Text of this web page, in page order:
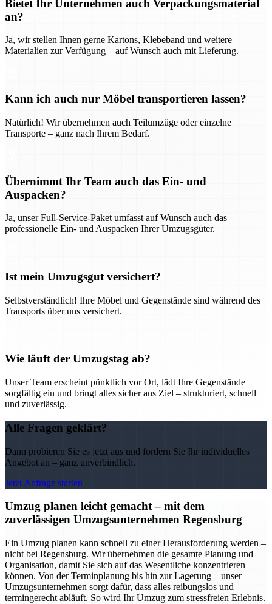
Bietet Ihr Unternehmen auch Verpackungsmaterial
an?
Ja, wir stellen Ihnen gerne Kartons, Klebeband und weitere
Materialien zur Verfügung – auf Wunsch auch mit Lieferung.
Kann ich auch nur Möbel transportieren lassen?
Natürlich! Wir übernehmen auch Teilumzüge oder einzelne
Transporte – ganz nach Ihrem Bedarf.
Übernimmt Ihr Team auch das Ein- und
Auspacken?
Ja, unser Full-Service-Paket umfasst auf Wunsch auch das
professionelle Ein- und Auspacken Ihrer Umzugsgüter.
Ist mein Umzugsgut versichert?
Selbstverständlich! Ihre Möbel und Gegenstände sind während des
Transports über uns versichert.
Wie läuft der Umzugstag ab?
Unser Team erscheint pünktlich vor Ort, lädt Ihre Gegenstände
sorgfältig ein und bringt alles sicher ans Ziel – strukturiert, schnell
und zuverlässig.
Alle Fragen geklärt?
Dann probieren Sie es jetzt aus und fordern Sie Ihr individuelles
Angebot an – ganz unverbindlich.
Jetzt Anfrage starten
Umzug planen leicht gemacht – mit dem
zuverlässigen Umzugsunternehmen Regensburg
Ein Umzug planen kann schnell zu einer Herausforderung werden –
nicht bei Regensburg. Wir übernehmen die gesamte Planung und
Organisation, damit Sie sich auf das Wesentliche konzentrieren
können. Von der Terminplanung bis hin zur Lagerung – unser
Umzugsunternehmen sorgt dafür, dass alles reibungslos und
termingerecht abläuft. So wird Ihr Umzug zum stressfreien Erlebnis.